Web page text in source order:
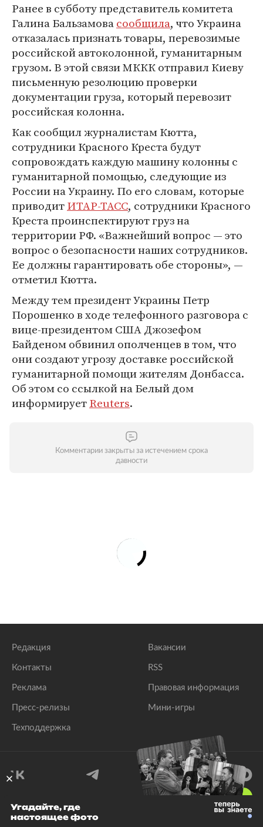
Ранее в субботу представитель комитета
Галина Бальзамовасообщила, что Украина
отказалась признать товары, перевозимые
российской автоколонной, гуманитарным
грузом. В этой связи МККК отправил Киеву
письменную резолюцию проверки
документации груза, который перевозит
российская колонна.
Как сообщил журналистам Кютта,
сотрудники Красного Креста будут
сопровождать каждую машину колонны с
гуманитарной помощью, следующие из
России на Украину. По его словам, которые
приводитИТАР-ТАСС, сотрудники Красного
Креста проинспектируют груз на
территории РФ. «Важнейший вопрос — это
вопрос о безопасности наших сотрудников.
Ее должны гарантировать обе стороны», —
отметил Кютта.
Между тем президент Украины Петр
Порошенко в ходе телефонного разговора с
вице-президентом США Джозефом
Байденом обвинил ополченцев в том, что
они создают угрозу доставке российской
гуманитарной помощи жителям Донбасса.
Об этом со ссылкой на Белый дом
информируетReuters.
Комментарии закрыты за истечением срока
давности
Редакция
Контакты
Реклама
Пресс-релизы
Техподдержка
Вакансии
RSS
Правовая информация
Мини-игры
© 1999–2026 Все права защищены.
Угадайте, где
настоящее фото